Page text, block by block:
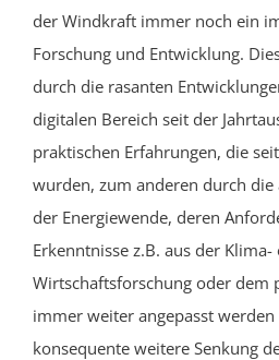
der Windkraft immer noch ein
Forschung und Entwicklung.
durch die rasanten
digitalen Bereich seit der
praktischen Erfahrungen, die
wurden, zum anderen durch
der Energiewende, deren
Erkenntnisse z.B. aus der Klima-
Wirtschaftsforschung oder dem
immer weiter angepasst werden
konsequente weitere Senkung